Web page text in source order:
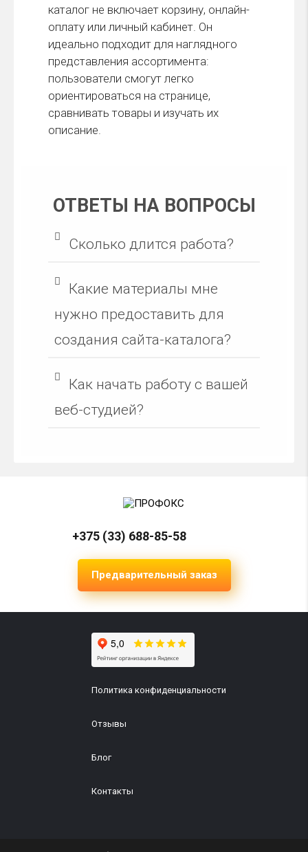
каталог не включает корзину, онлайн-
оплату или личный кабинет. Он
идеально подходит для наглядного
представления ассортимента:
пользователи смогут легко
ориентироваться на странице,
сравнивать товары и изучать их
описание.
ОТВЕТЫ НА ВОПРОСЫ
Сколько длится работа?
Какие материалы мне
нужно предоставить для
создания сайта-каталога?
Как начать работу с вашей
веб-студией?
+375 (33) 688-85-58
Предварительный заказ
Политика конфиденциальности
Отзывы
Блог
Контакты